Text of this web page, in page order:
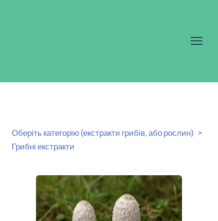
Оберіть категорію (екстракти грибів, або рослин)
Грибні екстракти